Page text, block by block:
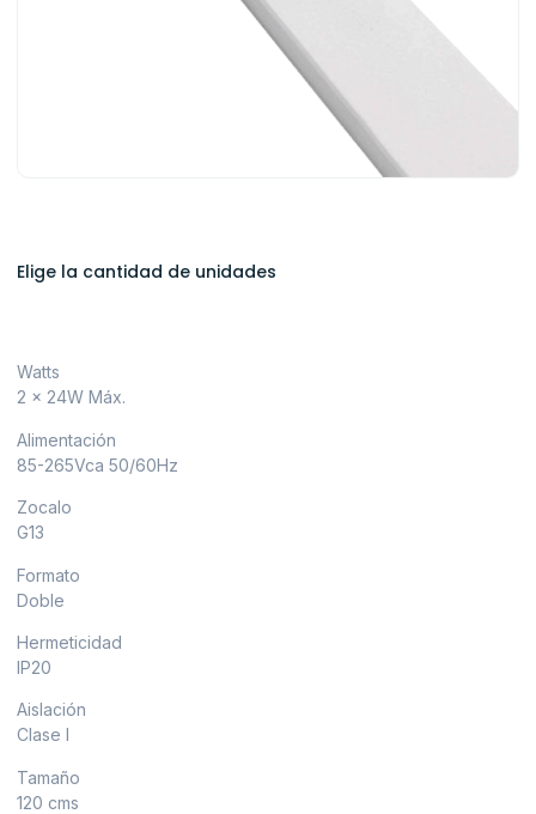
Elige la cantidad de unidades
Watts
2 x 24W Máx.
Alimentación
85-265Vca 50/60Hz
Zocalo
G13
Formato
Doble
Hermeticidad
IP20
Aislación
Clase I
Tamaño
120 cms